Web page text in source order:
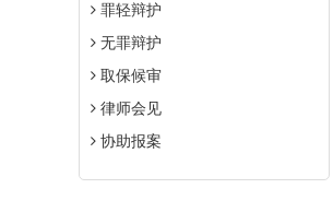
罪轻辩护
无罪辩护
取保候审
律师会见
协助报案